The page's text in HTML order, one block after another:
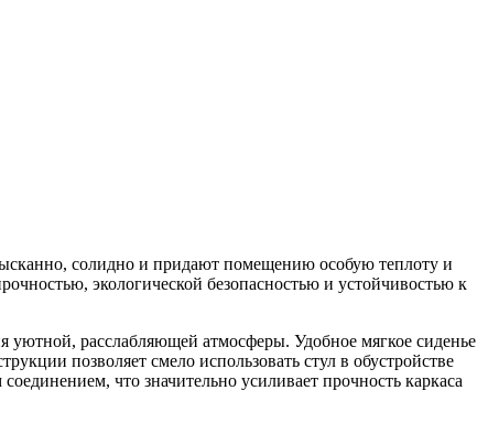
солидно и придают помещению особую теплоту и
экологической безопасностью и устойчивостью к
уютной, расслабляющей атмосферы. Удобное мягкое сиденье
позволяет смело использовать стул в обустройстве
что значительно усиливает прочность каркаса